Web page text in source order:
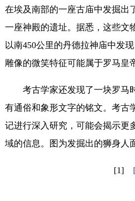
在埃及南部的一座古庙中发掘出
一座神殿的遗址。据悉，这些文
以南450公里的丹德拉神庙中发
雕像的微笑特征可能属于罗马皇
考古学家还发现了一块罗马
有通俗和象形文字的铭文。考古
记进行深入研究，可能会揭示更
域的信息。图为发掘出的狮身人
[1]